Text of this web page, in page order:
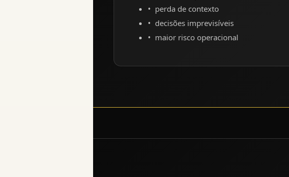
perda de contexto
decisões imprevisíveis
maior risco operacional